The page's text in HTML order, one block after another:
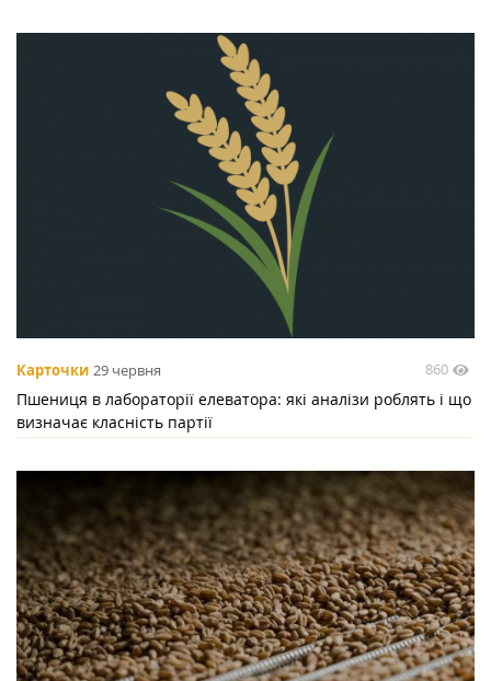
Карточки 29 червня 860
Пшениця в лабораторії елеватора: які аналізи роблять і що
визначає класність партії